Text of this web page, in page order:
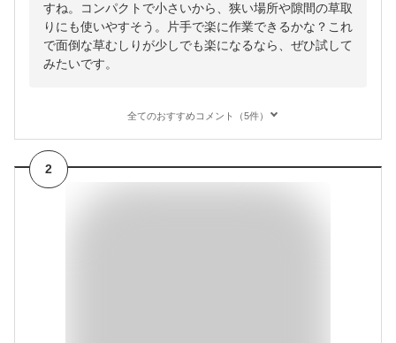
すね。コンパクトで小さいから、狭い場所や隙間の草取
りにも使いやすそう。片手で楽に作業できるかな？これ
で面倒な草むしりが少しでも楽になるなら、ぜひ試して
みたいです。
全てのおすすめコメント（5件）
2